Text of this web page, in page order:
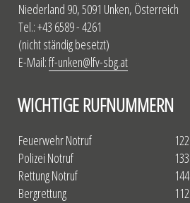
Niederland 90, 5091 Unken, Österreich
Tel.: +43 6589 - 4261
(nicht ständig besetzt)
E-Mail:ff-unken@lfv-sbg.at
WICHTIGE RUFNUMMERN
Feuerwehr Notruf
Polizei Notruf
Rettung Notruf
Bergrettung
122
133
144
112